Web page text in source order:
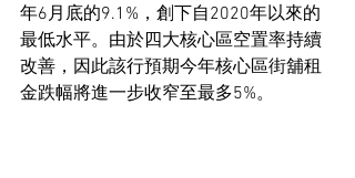
年6月底的9.1%，創下自2020年以來的
最低水平。由於四大核心區空置率持續
改善，因此該行預期今年核心區街舖租
金跌幅將進一步收窄至最多5%。